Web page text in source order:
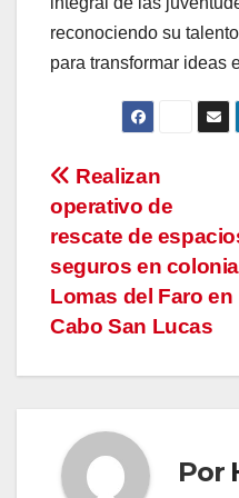
reconociendo su
para transformar ideas
Navegación
de
entradas
Realizan
operativo de
rescate de
seguros en colonia
Lomas del Faro en
Cabo San Lucas
Por